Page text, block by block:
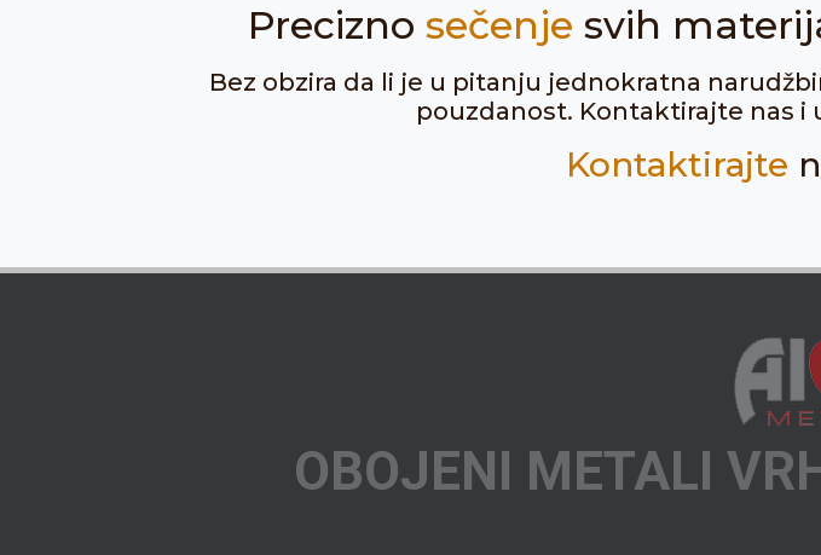
Precizno sečenje svih
Bez obzira da li je u pitanju jednokratna
pouzdanost. Kontaktirajte nas i
Kontaktirajte
OBOJENI METALI